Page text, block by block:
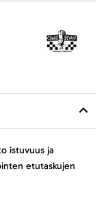
istuvuus ja
etutaskujen